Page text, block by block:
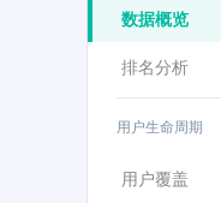
数据概览
排名分析
用户生命周期
用户覆盖